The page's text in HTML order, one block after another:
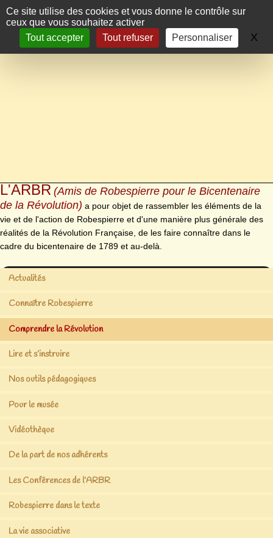
Panneau de gestion des cookies
Ce site utilise des cookies et vous donne le contrôle sur
ceux que vous souhaitez activer
Tout accepter
Tout refuser Personnaliser X
L'ARBR (Amis de Robespierre pour le Bicentenaire
de la Révolution) a pour objet de rassembler les éléments de la
vie et de l'action de Robespierre et d'une manière plus générale des
réalités de la Révolution Française, de les faire connaître dans le
cadre du bicentenaire de 1789 et au-delà.
Actualités
Connaître Robespierre
Comprendre la Révolution
Lire et s’instruire
Nos outils pédagogiques
Pour le musée
Vidéothèque
De la part de nos adhérents
Les Conférences de l’ARBR
Robespierre dans le texte
La vie associative